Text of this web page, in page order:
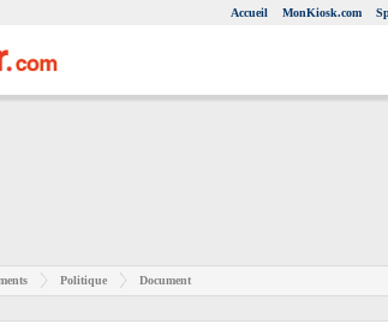
Accueil MonKiosk.com
Politique Document